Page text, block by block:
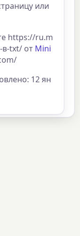
или
https://ru.m
в-txt/ от Mini
12 ян